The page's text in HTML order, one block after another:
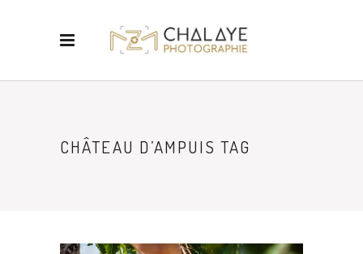
CHÂTEAU D’AMPUIS TAG